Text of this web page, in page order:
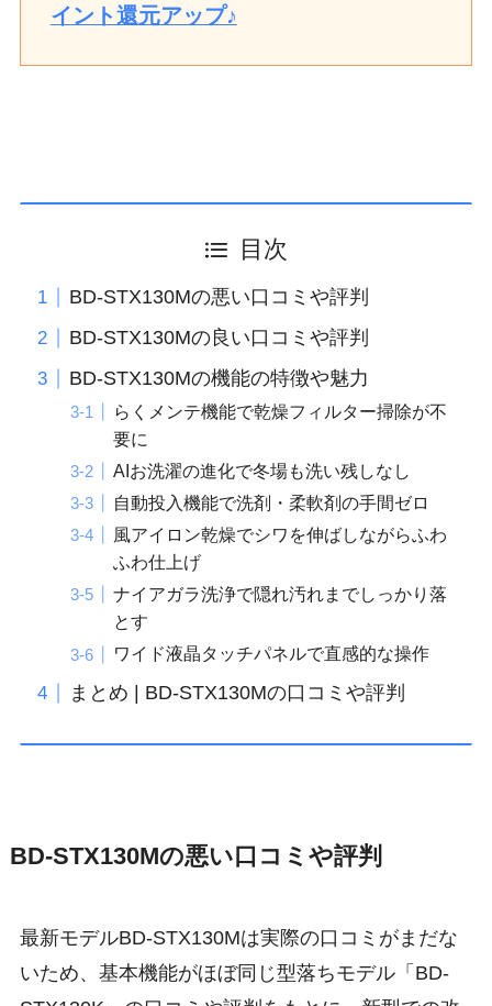
イント還元アップ♪
目次
BD-STX130Mの悪い口コミや評判
BD-STX130Mの良い口コミや評判
BD-STX130Mの機能の特徴や魅力
らくメンテ機能で乾燥フィルター掃除が不
要に
AIお洗濯の進化で冬場も洗い残しなし
自動投入機能で洗剤・柔軟剤の手間ゼロ
風アイロン乾燥でシワを伸ばしながらふわ
ふわ仕上げ
ナイアガラ洗浄で隠れ汚れまでしっかり落
とす
ワイド液晶タッチパネルで直感的な操作
まとめ | BD-STX130Mの口コミや評判
BD-STX130Mの悪い口コミや評判
最新モデルBD-STX130Mは実際の口コミがまだな
いため、基本機能がほぼ同じ型落ちモデル「BD-